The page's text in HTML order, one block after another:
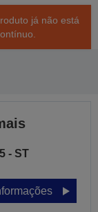
já não está
- ST